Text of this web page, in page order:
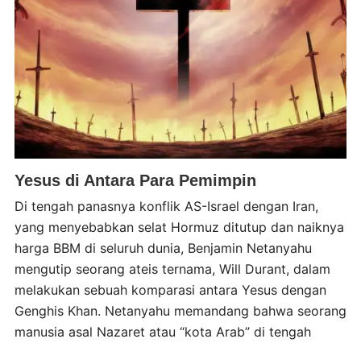
Yesus di Antara Para Pemimpin
Di tengah panasnya konflik AS-Israel dengan Iran,
yang menyebabkan selat Hormuz ditutup dan naiknya
harga BBM di seluruh dunia, Benjamin Netanyahu
mengutip seorang ateis ternama, Will Durant, dalam
melakukan sebuah komparasi antara Yesus dengan
Genghis Khan. Netanyahu memandang bahwa seorang
manusia asal Nazaret atau “kota Arab” di tengah